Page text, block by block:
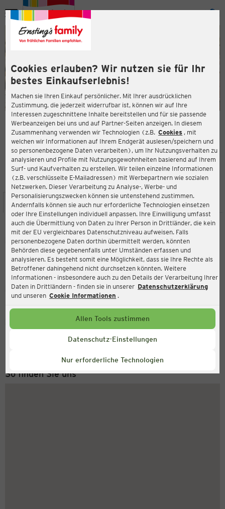
Cookies erlauben? Wir nutzen sie für Ihr
bestes Einkaufserlebnis!
Machen sie Ihren Einkauf persönlicher. Mit Ihrer ausdrücklichen
Zustimmung, die jederzeit widerrufbar ist, können wir auf Ihre
Interessen zugeschnittene Inhalte bereitstellen und für sie passende
Werbeanzeigen bei uns und auf Partner-Seiten anzeigen. In diesem
Zusammenhang verwenden wir Technologien (z.B. Cookies , mit
welchen wir Informationen auf Ihrem Endgerät auslesen/speichern und
so personenbezogene Daten verarbeiten), um Ihr Nutzungsverhalten zu
analysieren und Profile mit Nutzungsgewohnheiten basierend auf Ihrem
Surf- und Kaufverhalten zu erstellen. Wir teilen einzelne Informationen
(z.B. verschlüsselte E-Mailadressen) mit Werbepartnern wie sozialen
Netzwerken. Dieser Verarbeitung zu Analyse-, Werbe- und
Personalisierungszwecken können sie untenstehend zustimmen.
Andernfalls können sie auch nur erforderliche Technologien einsetzen
oder Ihre Einstellungen individuell anpassen. Ihre Einwilligung umfasst
auch die Übermittlung von Daten zu Ihrer Person in Drittländer, die kein
mit der EU vergleichbares Datenschutzniveau aufweisen. Falls
personenbezogene Daten dorthin übermittelt werden, könnten
Behörden diese gegebenenfalls unter Umständen erfassen und
analysieren. Es besteht somit eine Möglichkeit, dass sie Ihre Rechte als
Betroffener dahingehend nicht durchsetzen könnten. Weitere
Informationen - insbesondere auch zu den Details der Verarbeitung Ihrer
Daten in Drittländern - finden sie in unserer Datenschutzerklärung
und unseren Cookie Informationen .
Allen Tools zustimmen
Datenschutz-Einstellungen
Nur erforderliche Technologien
Menü
ERNSTING'S FAMILY FILIALE
Am Bahnhof 10
41844 Wegberg
4,0
Bewertung:
STANDORT SERVICES SORTIMENT AKTIONEN
Ernsting's family
Am Bahnhof 10, 41844 Wegberg
Aktuell:
Geschlossen
Service Hotline
+49 (0) 2546 / 98 999 98
So finden Sie uns